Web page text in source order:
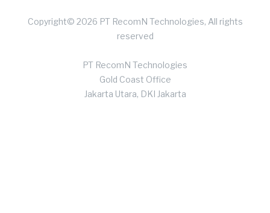
Copyright© 2026 PT RecomN Technologies, All rights
reserved
PT RecomN Technologies
Gold Coast Office
Jakarta Utara, DKI Jakarta